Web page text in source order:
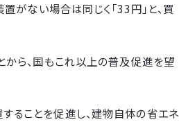
がない場合は同じく「33円」と、買
から、国もこれ以上の普及促進を望
ることを促進し、建物自体の省エネ